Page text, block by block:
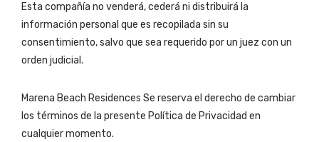
Esta compañía no venderá, cederá ni distribuirá la
información personal que es recopilada sin su
consentimiento, salvo que sea requerido por un juez con un
orden judicial.
Marena Beach Residences Se reserva el derecho de cambiar
los términos de la presente Política de Privacidad en
cualquier momento.